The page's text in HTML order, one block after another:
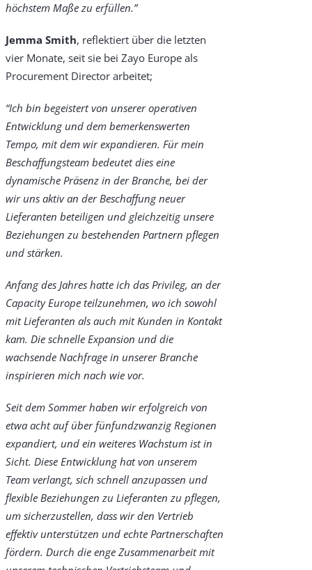
höchstem Maße zu erfüllen.”
Jemma Smith, reflektiert über die letzten
vier Monate, seit sie bei Zayo Europe als
Procurement Director arbeitet;
“Ich bin begeistert von unserer operativen
Entwicklung und dem bemerkenswerten
Tempo, mit dem wir expandieren. Für mein
Beschaffungsteam bedeutet dies eine
dynamische Präsenz in der Branche, bei der
wir uns aktiv an der Beschaffung neuer
Lieferanten beteiligen und gleichzeitig unsere
Beziehungen zu bestehenden Partnern pflegen
und stärken.
Anfang des Jahres hatte ich das Privileg, an der
Capacity Europe teilzunehmen, wo ich sowohl
mit Lieferanten als auch mit Kunden in Kontakt
kam. Die schnelle Expansion und die
wachsende Nachfrage in unserer Branche
inspirieren mich nach wie vor.
Seit dem Sommer haben wir erfolgreich von
etwa acht auf über fünfundzwanzig Regionen
expandiert, und ein weiteres Wachstum ist in
Sicht. Diese Entwicklung hat von unserem
Team verlangt, sich schnell anzupassen und
flexible Beziehungen zu Lieferanten zu pflegen,
um sicherzustellen, dass wir den Vertrieb
effektiv unterstützen und echte Partnerschaften
fördern. Durch die enge Zusammenarbeit mit